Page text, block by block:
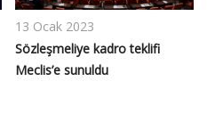
13 Ocak 2023
Sözleşmeliye kadro teklifi
Meclis’e sunuldu